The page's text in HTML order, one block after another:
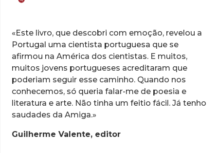
«Este livro, que descobri com emoção, revelou a
Portugal uma cientista portuguesa que se
afirmou na América dos cientistas. E muitos,
muitos jovens portugueses acreditaram que
poderiam seguir esse caminho. Quando nos
conhecemos, só queria falar-me de poesia e
literatura e arte. Não tinha um feitio fácil. Já tenho
saudades da Amiga.»
Guilherme Valente, editor